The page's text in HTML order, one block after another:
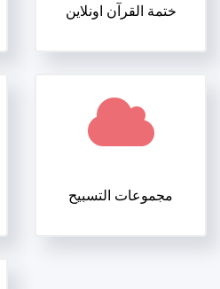
ختمة القرآن اونلاين
مجموعات التسبيح